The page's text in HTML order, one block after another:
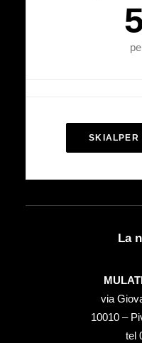
SKIALPER
La
via
10010 –
tel